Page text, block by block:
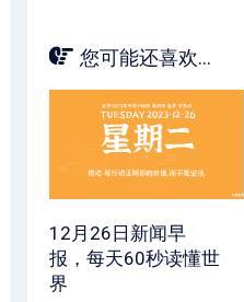
您可能还喜欢...
12月26日新闻早
报，每天60秒读懂世
界